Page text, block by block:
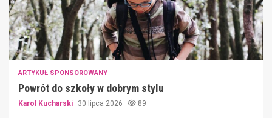
ARTYKUŁ SPONSOROWANY
Powrót do szkoły w dobrym stylu
Karol Kucharski 30 lipca 2026 89